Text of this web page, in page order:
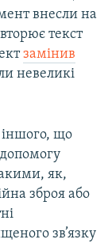
внесли на
текст
замінив
невеликі
іншого, що
як,
зброя або
зв’язку